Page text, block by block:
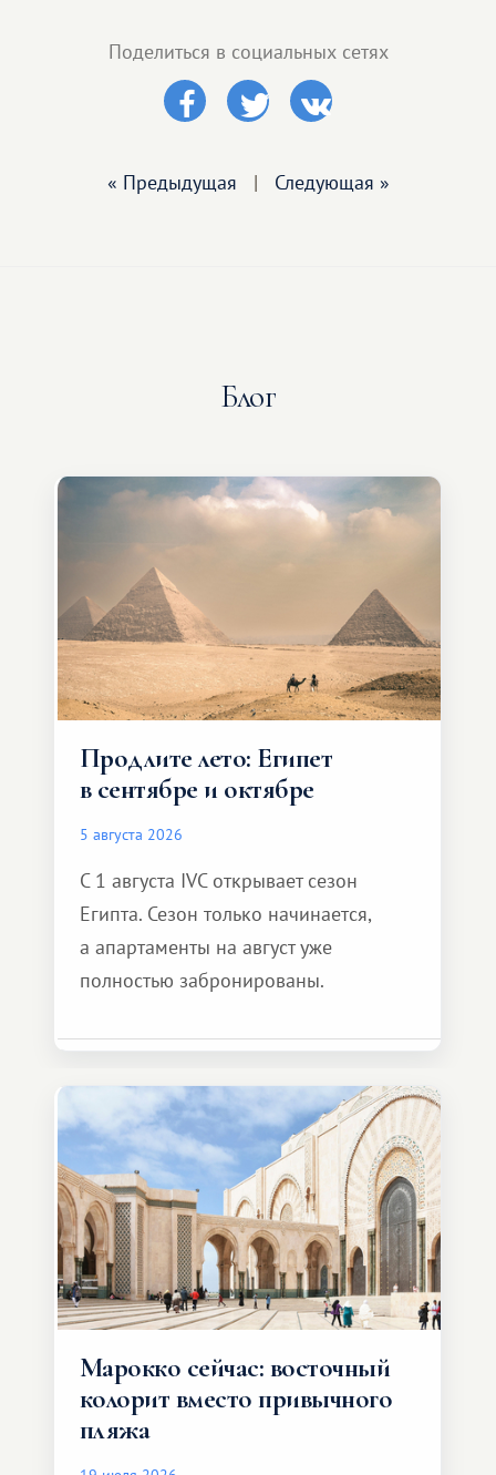
Поделиться в социальных сетях
« Предыдущая | Следующая »
Блог
Продлите лето: Египет
в сентябре и октябре
5 августа 2026
С 1 августа IVC открывает сезон
Египта. Сезон только начинается,
а апартаменты на август уже
полностью забронированы.
Марокко сейчас: восточный
колорит вместо привычного
пляжа